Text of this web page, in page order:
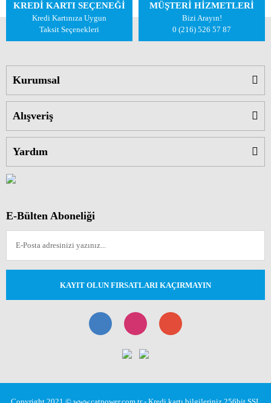
KREDİ KARTI SEÇENEĞİ
Kredi Kartınıza Uygun
Taksit Seçenekleri
MÜŞTERİ HİZMETLERİ
Bizi Arayın!
0 (216) 526 57 87
Kurumsal
Alışveriş
Yardım
E-Bülten Aboneliği
KAYIT OLUN FIRSATLARI KAÇIRMAYIN
Copyright 2021 © www.catpower.com.tr - Kredi kartı bilgileriniz 256bit SSL